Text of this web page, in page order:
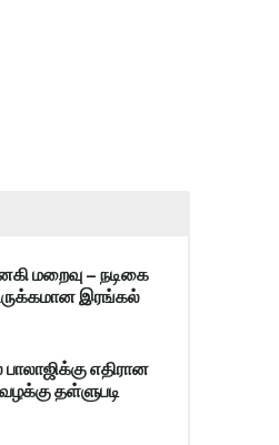
மறைவு – நடிகை
இரங்கல்
எதிரான
தள்ளுபடி